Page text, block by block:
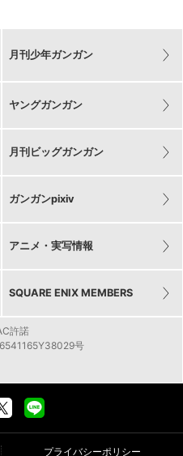
月刊少年ガンガン
ヤングガンガン
月刊ビッグガンガン
ガンガンpixiv
アニメ・実写情報
SQUARE ENIX MEMBERS
許諾
号
プライバシーポリシー